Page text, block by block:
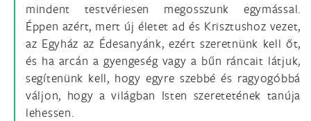
mindent testvériesen megosszunk egymással.
Éppen azért, mert új életet ad és Krisztushoz vezet,
az Egyház az Édesanyánk, ezért szeretnünk kell őt,
és ha arcán a gyengeség vagy a bűn ráncait látjuk,
segítenünk kell, hogy egyre szebbé és ragyogóbbá
váljon, hogy a világban Isten szeretetének tanúja
lehessen.